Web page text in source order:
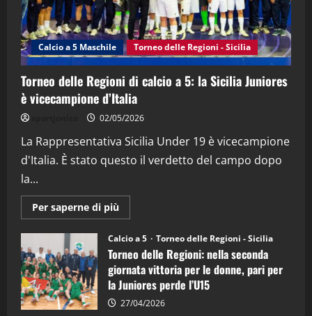
4
"SportEmpire" in Podcast Sport News
“SportEmpire” in Podcast: 27^ Puntata
(Martedi 14 Aprile 2026)
15/04/2026
"SportEmpire" in Podcast
“SportEmpire” in Podcast: 26^ Puntata
08/04/2026
Calcio a 5 Maschile Torneo delle Regioni - Sicilia
Torneo delle Regioni di calcio a 5: la Sicilia Juniores
è vicecampione d’Italia
02/05/2026
La Rappresentativa Sicilia Under 19 è vicecampione
d'Italia. È stato questo il verdetto del campo dopo
la...
Per saperne di più
informazioni
Torneo
delle
Regioni
di
calcio
a
5:
la
Calcio a 5 Torneo delle Regioni - Sicilia
Torneo delle Regioni: nella seconda
giornata vittoria per le donne, pari per
la Juniores perde l’U15
27/04/2026